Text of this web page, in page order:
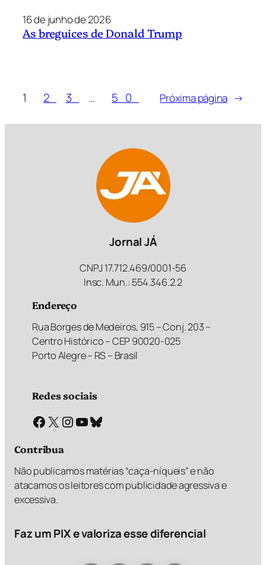
16 de junho de 2026
As breguices de Donald Trump
1 2 3 … 50 Próxima página →
Jornal JÁ
CNPJ 17.712.469/0001-56
Insc. Mun.: 554.346.2.2
Endereço
Rua Borges de Medeiros, 915 – Conj. 203 –
Centro Histórico – CEP 90020-025
Porto Alegre – RS – Brasil
Redes sociais
Facebook X Instagram Youtube Bluesky
Contribua
Não publicamos matérias “caça-níqueis” e não
atacamos os leitores com publicidade agressiva e
excessiva.
Faz um PIX e valoriza esse diferencial